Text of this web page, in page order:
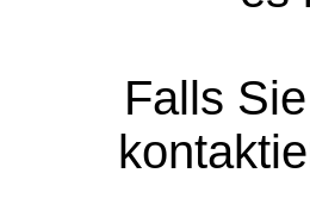
Falls